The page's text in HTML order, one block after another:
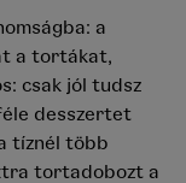
a
a tortákat,
csak jól tudsz
desszertet
tíznél több
tortadobozt a